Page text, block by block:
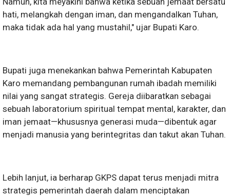
hati, melangkah dengan iman, dan mengandalkan Tuhan,
maka tidak ada hal yang mustahil," ujar Bupati Karo.
​Bupati juga menekankan bahwa Pemerintah Kabupaten
Karo memandang pembangunan rumah ibadah memiliki
nilai yang sangat strategis. Gereja diibaratkan sebagai
sebuah laboratorium spiritual tempat mental, karakter, dan
iman jemaat—khususnya generasi muda—dibentuk agar
menjadi manusia yang berintegritas dan takut akan Tuhan.
​Lebih lanjut, ia berharap GKPS dapat terus menjadi mitra
strategis pemerintah daerah dalam menciptakan